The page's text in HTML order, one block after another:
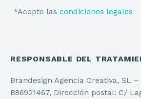
*Acepto las condiciones legales
RESPONSABLE DEL
Brandesign Agencia Creativa, SL –
B86921467, Dirección postal: C/